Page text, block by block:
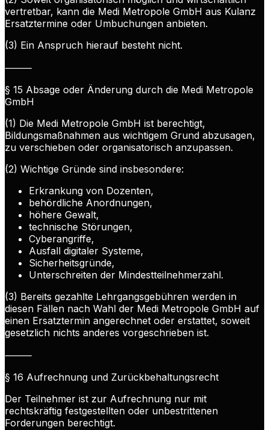
vertretbar, kann die Medi Metropole GmbH aus Kulanz
Ersatztermine oder Umbuchungen anbieten.
(3) Ein Anspruch hierauf besteht nicht.
⸻
§ 15 Absage oder Änderung durch die Medi Metropole
GmbH
(1) Die Medi Metropole GmbH ist berechtigt,
Bildungsmaßnahmen aus wichtigem Grund abzusagen,
zu verschieben oder organisatorisch anzupassen.
(2) Wichtige Gründe sind insbesondere:
Erkrankung von Dozenten,
behördliche Anordnungen,
höhere Gewalt,
technische Störungen,
Cyberangriffe,
Ausfall digitaler Systeme,
Sicherheitsgründe,
Unterschreiten der Mindestteilnehmerzahl.
(3) Bereits gezahlte Lehrgangsgebühren werden in
diesen Fällen nach Wahl der Medi Metropole GmbH auf
einen Ersatztermin angerechnet oder erstattet, soweit
gesetzlich nichts anderes vorgeschrieben ist.
⸻
§ 16 Aufrechnung und Zurückbehaltungsrecht
Der Teilnehmer ist zur Aufrechnung nur mit
rechtskräftig festgestellten oder unbestrittenen
Forderungen berechtigt.